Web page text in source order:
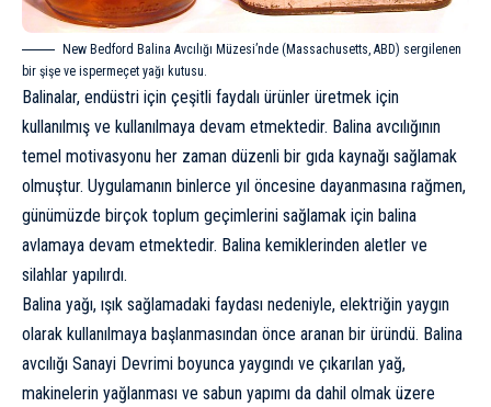
New Bedford Balina Avcılığı Müzesi’nde (Massachusetts, ABD) sergilenen
bir şişe ve ispermeçet yağı kutusu.
Balinalar, endüstri için çeşitli faydalı ürünler üretmek için
kullanılmış ve kullanılmaya devam etmektedir. Balina avcılığının
temel motivasyonu her zaman düzenli bir gıda kaynağı sağlamak
olmuştur. Uygulamanın binlerce yıl öncesine dayanmasına rağmen,
günümüzde birçok toplum geçimlerini sağlamak için balina
avlamaya devam etmektedir. Balina kemiklerinden aletler ve
silahlar yapılırdı.
Balina yağı, ışık sağlamadaki faydası nedeniyle, elektriğin yaygın
olarak kullanılmaya başlanmasından önce aranan bir üründü. Balina
avcılığı Sanayi Devrimi boyunca yaygındı ve çıkarılan yağ,
makinelerin yağlanması ve sabun yapımı da dahil olmak üzere